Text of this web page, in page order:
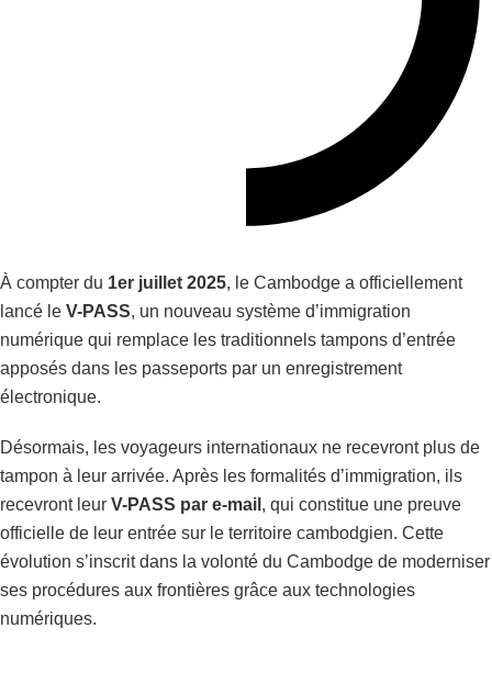
À compter du 1er juillet 2025, le Cambodge a officiellement
lancé le V-PASS, un nouveau système d’immigration
numérique qui remplace les traditionnels tampons d’entrée
apposés dans les passeports par un enregistrement
électronique.
Désormais, les voyageurs internationaux ne recevront plus de
tampon à leur arrivée. Après les formalités d’immigration, ils
recevront leur V-PASS par e-mail , qui constitue une preuve
officielle de leur entrée sur le territoire cambodgien. Cette
évolution s’inscrit dans la volonté du Cambodge de moderniser
ses procédures aux frontières grâce aux technologies
numériques.